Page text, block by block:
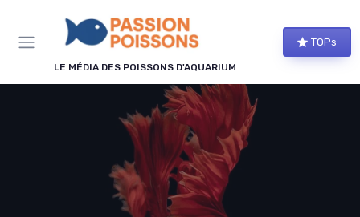
LE MÉDIA DES POISSONS D'AQUARIUM
TOPs